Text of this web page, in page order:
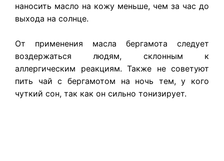
наносить масло на кожу меньше, чем за час до
выхода на солнце.
От применения масла бергамота следует
воздержаться людям, склонным к
аллергическим реакциям. Также не советуют
пить чай с бергамотом на ночь тем, у кого
чуткий сон, так как он сильно тонизирует.